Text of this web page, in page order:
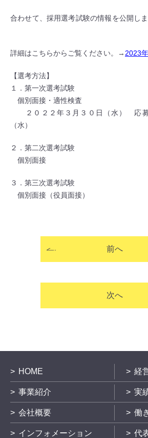
合わせて、採用選考試験の情報
詳細はこちらからご覧ください。→ 2023
【選考方法】
１．第一次選考試験
個別面接・適性検査
２０２２年３月３０日（水） 応募
（水）
２．第二次選考試験
個別面接
３．第三次選考試験
個別面接（役員面接）
前へ
次へ
HOME 経
事業紹介 実
会社概要 働
インフォメーション 代